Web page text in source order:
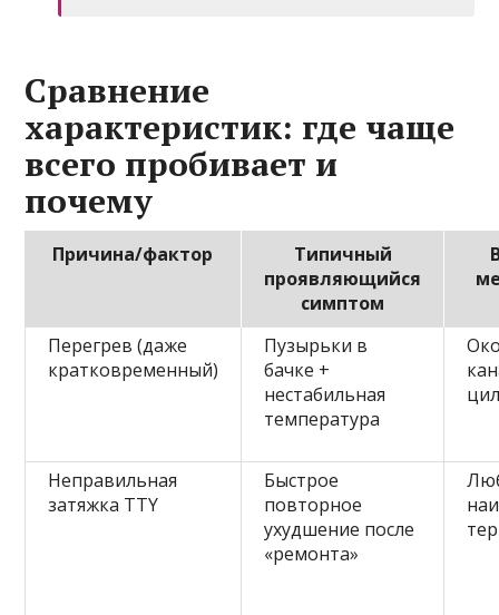
Сравнение
характеристик: где чаще
всего пробивает и
почему
Причина/фактор
Типичный
проявляющийся
симптом
Перегрев (даже
кратковременный)
Пузырьки в
бачке +
нестабильная
температура
Неправильная
затяжка TTY
Быстрое
повторное
ухудшение после
«ремонта»